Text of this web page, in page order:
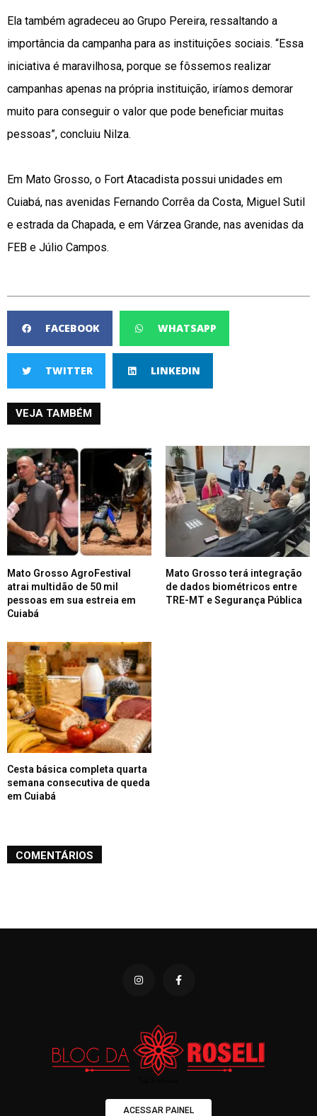
Ela também agradeceu ao Grupo Pereira, ressaltando a
importância da campanha para as instituições sociais. “Essa
iniciativa é maravilhosa, porque se fôssemos realizar
campanhas apenas na própria instituição, iríamos demorar
muito para conseguir o valor que pode beneficiar muitas
pessoas”, concluiu Nilza.
Em Mato Grosso, o Fort Atacadista possui unidades em
Cuiabá, nas avenidas Fernando Corrêa da Costa, Miguel Sutil
e estrada da Chapada, e em Várzea Grande, nas avenidas da
FEB e Júlio Campos.
FACEBOOK WHATSAPP
TWITTER LINKEDIN
VEJA TAMBÉM
Mato Grosso AgroFestival
atrai multidão de 50 mil
pessoas em sua estreia em
Cuiabá
Mato Grosso terá integração
de dados biométricos entre
TRE-MT e Segurança Pública
Cesta básica completa quarta
semana consecutiva de queda
em Cuiabá
COMENTÁRIOS
ACESSAR PAINEL